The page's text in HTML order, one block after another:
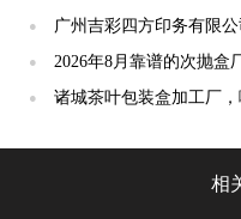
彩四方]设备完善
●
广州吉彩四方印务有限
厂家
●
2026年8月靠谱的次抛盒
彩四方印务有限公司专业
●
诸城茶叶包装盒加工厂
相